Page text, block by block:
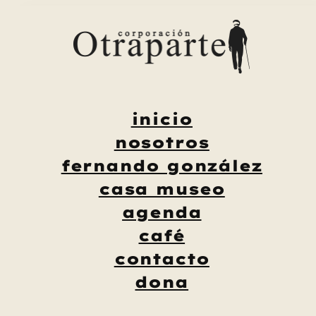
inicio
nosotros
fernando gonzález
casa museo
agenda
café
contacto
dona